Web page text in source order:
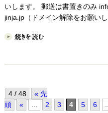
いします。 郵送は書置きのみ
jinja.jp（ドメイン解除をお願いし
4 / 48
« 先
頭
« 2 3 4 5 6